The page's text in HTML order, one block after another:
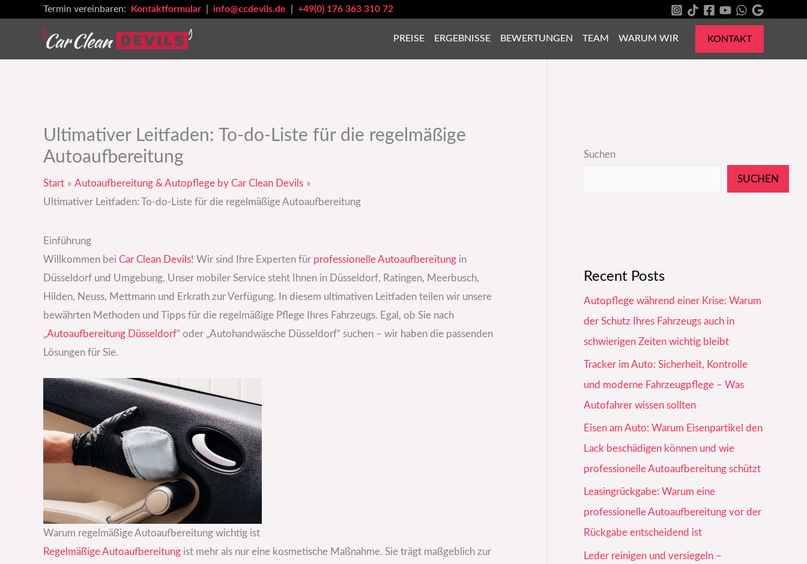
Termin vereinbaren: Kontaktformular info@ccdevils.de +49(0) 176 363 310 72
PREISE ERGEBNISSE BEWERTUNGEN TEAM WARUM WIR KONTAKT
Ultimativer Leitfaden: To-do-Liste für die regelmäßige
Autoaufbereitung
Start
Autoaufbereitung & Autopflege by Car Clean Devils
Ultimativer Leitfaden: To-do-Liste für die regelmäßige Autoaufbereitung
Einführung
Willkommen bei Car Clean Devils! Wir sind Ihre Experten für professionelle Autoaufbereitung in
Düsseldorf und Umgebung. Unser mobiler Service steht Ihnen in Düsseldorf, Ratingen, Meerbusch,
Hilden, Neuss, Mettmann und Erkrath zur Verfügung. In diesem ultimativen Leitfaden teilen wir unsere
bewährten Methoden und Tipps für die regelmäßige Pflege Ihres Fahrzeugs. Egal, ob Sie nach
„Autoaufbereitung Düsseldorf“ oder „Autohandwäsche Düsseldorf“ suchen – wir haben die passenden
Lösungen für Sie.
Warum regelmäßige Autoaufbereitung wichtig ist
Regelmäßige Autoaufbereitung ist mehr als nur eine kosmetische Maßnahme. Sie trägt maßgeblich zur
Suchen
SUCHEN
Recent Posts
Autopflege während einer Krise: Warum
der Schutz Ihres Fahrzeugs auch in
schwierigen Zeiten wichtig bleibt
Tracker im Auto: Sicherheit, Kontrolle
und moderne Fahrzeugpflege – Was
Autofahrer wissen sollten
Eisen am Auto: Warum Eisenpartikel den
Lack beschädigen können und wie
professionelle Autoaufbereitung schützt
Leasingrückgabe: Warum eine
professionelle Autoaufbereitung vor der
Rückgabe entscheidend ist
Leder reinigen und versiegeln –